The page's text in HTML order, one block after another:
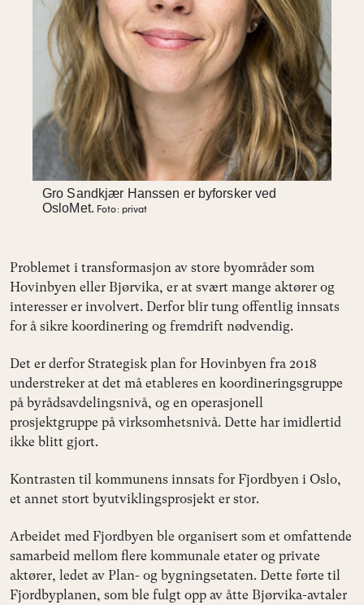
Gro Sandkjær Hanssen er byforsker ved
OsloMet. Foto: privat
Problemet i transformasjon av store byområder som
Hovinbyen eller Bjørvika, er at svært mange aktører og
interesser er involvert. Derfor blir tung offentlig innsats
for å sikre koordinering og fremdrift nødvendig.
Det er derfor Strategisk plan for Hovinbyen fra 2018
understreker at det må etableres en koordineringsgruppe
på byrådsavdelingsnivå, og en operasjonell
prosjektgruppe på virksomhetsnivå. Dette har imidlertid
ikke blitt gjort.
Kontrasten til kommunens innsats for Fjordbyen i Oslo,
et annet stort byutviklingsprosjekt er stor.
Arbeidet med Fjordbyen ble organisert som et omfattende
samarbeid mellom flere kommunale etater og private
aktører, ledet av Plan- og bygningsetaten. Dette førte til
Fjordbyplanen, som ble fulgt opp av åtte Bjørvika-avtaler